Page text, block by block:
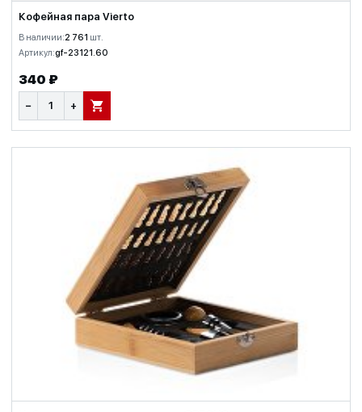
Кофейная пара Vierto
В наличии:2 761 шт.
Артикул:gf-23121.60
340 ₽
− + В КОРЗИНУ